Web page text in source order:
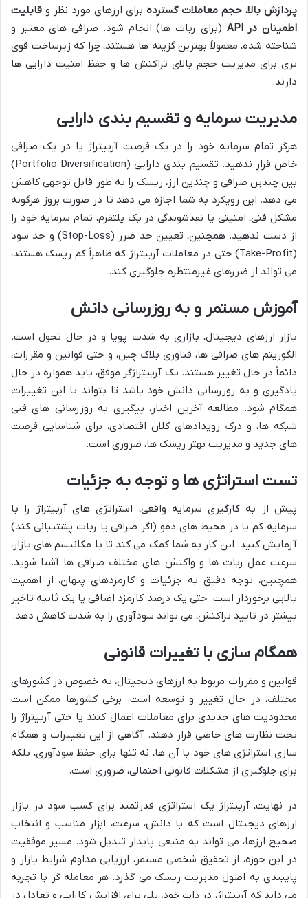
پردازش بالا، حجم معاملات گسترده برای ارزهای مورد نظر و قابلیت
اطمینان در API
(برای ربات ها) انجام شود. صرافی های معتبر و
شناخته شده، معمولاً بهترین گزینه ها هستند، چرا که زیرساخت قوی
تری برای مدیریت حجم بالای تراکنش ها و حفظ امنیت دارایی ها
دارند.
مدیریت سرمایه و تقسیم بندی دارایی
هرگز تمام سرمایه خود را در یک فرصت آربیتراژ یا در یک صرافی
خاص قرار ندهید. تقسیم بندی دارایی (Portfolio Diversification)
بین چندین صرافی و چندین ارز، ریسک را به طور قابل توجهی کاهش
می دهد. این رویکرد به شما اجازه می دهد تا در صورت بروز هرگونه
مشکل فنی، امنیتی یا نقدشوندگی در یک پلتفرم، تمام سرمایه خود را
از دست ندهید. همچنین، تعیین حد ضرر (Stop-Loss) و حد سود
(Take-Profit) حتی در معاملات آربیتراژ که ظاهراً کم ریسک هستند،
می تواند از ضررهای غیرمنتظره جلوگیری کند.
آموزش مستمر و به روزرسانی دانش
بازار ارزهای دیجیتال، بازاری به شدت پویا و در حال تحول است.
الگوریتم های صرافی ها، فناوری بلاک چین، و حتی قوانین و مقررات،
دائماً در حال تغییر هستند. یک آربیتراژگر موفق، باید همواره در حال
یادگیری و به روزرسانی دانش خود باشد تا بتواند با این تغییرات
همگام شود. مطالعه آخرین اخبار، پیگیری به روزرسانی های فنی
شبکه ها، و درک رویدادهای کلان اقتصادی، برای شناسایی فرصت
های جدید و مدیریت بهتر ریسک ها، ضروری است.
تست استراتژی ها و توجه به جزئیات
پیش از به کارگیری سرمایه واقعی، استراتژی های آربیتراژ را با
سرمایه کم یا در محیط های دمو (اگر صرافی یا ربات پشتیبانی کند)
آزمایش کنید. این کار به شما کمک می کند تا با مکانیسم های بازار،
سرعت عمل ربات ها و واکنش های مختلف صرافی ها آشنا شوید.
همچنین، توجه دقیق به جزئیات و کارمزدهای پنهان، از اهمیت
بالایی برخوردار است. حتی یک درصد کارمزد اضافی یا یک ثانیه تاخیر
بیشتر در تایید تراکنش، می تواند سودآوری را به شدت کاهش دهد.
همگام سازی با تغییرات قانونی
قوانین و مقررات مربوط به ارزهای دیجیتال، به خصوص در کشورهای
مختلف، در حال تغییر و توسعه است. برخی کشورها ممکن است
محدودیت های جدیدی برای معاملات اعمال کنند یا حتی آربیتراژ را
تحت نظارت های خاصی قرار دهند. آگاهی از این تغییرات و همگام
سازی استراتژی های خود با آن ها، نه تنها برای حفظ سودآوری، بلکه
برای جلوگیری از مشکلات قانونی احتمالی، ضروری است.
در نهایت، آربیتراژ یک استراتژی قدرتمند برای کسب سود در بازار
ارزهای دیجیتال است که با دانش، سرعت، ابزار مناسب و انتخاب
صحیح ارزها، می تواند به منبعی پایدار تبدیل شود. مسیر موفقیت
در این حوزه، از تحقیق شخصی مستمر، ارزیابی مداوم شرایط بازار و
پایبندی به اصول مدیریت ریسک می گذرد. هر معامله گر با تجربه
می داند که آربیتراژ، در ذات خود، پلی برای افزایش کارایی و تعادل در